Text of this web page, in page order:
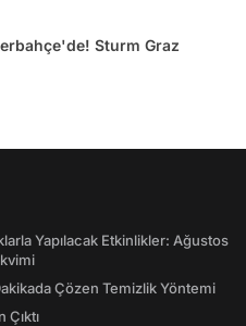
Sturm Graz
Yapılacak Etkinlikler: Ağustos
Çözen Temizlik Yöntemi
Çıktı